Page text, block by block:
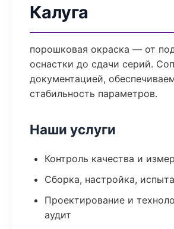
Калуга
порошковая окраска — от
оснастки до сдачи серий.
документацией,
стабильность параметров.
Наши услуги
Контроль качества и
Сборка, настройка,
Проектирование и
аудит